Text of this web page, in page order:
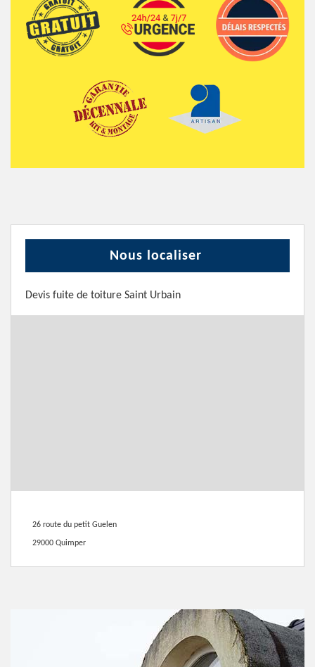
Nous localiser
Devis fuite de toiture Saint Urbain
26 route du petit Guelen
29000 Quimper